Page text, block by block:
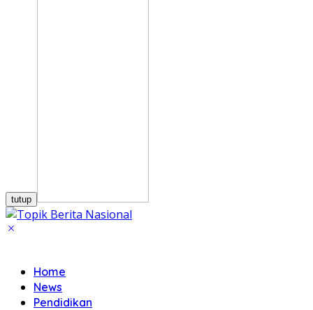
tutup
Home
News
Pendidikan